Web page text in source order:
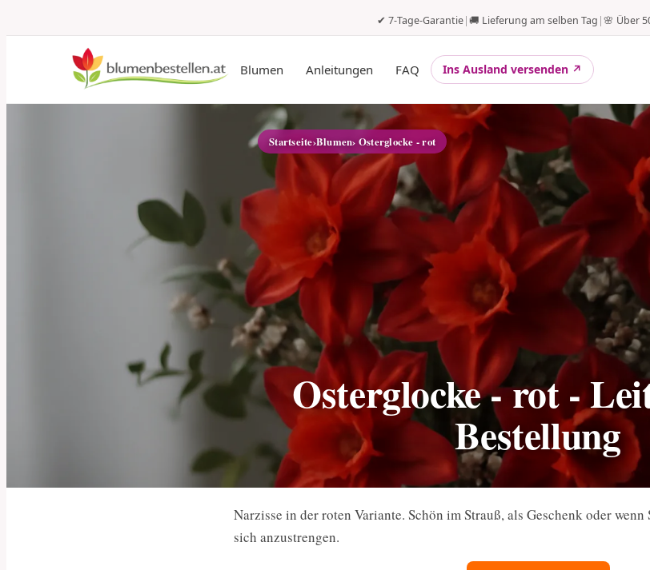
✔ 7-Tage-Garantie|🚚 Lieferung am selben Tag |🌸 Über
Blumen Anleitungen FAQ Ins Ausland versenden ↗
Startseite›Blumen› Osterglocke - rot
Osterglocke - rot -
Bestellung
Narzisse in der roten Variante. Schön im Strauß, als Geschenk oder
sich anzustrengen.